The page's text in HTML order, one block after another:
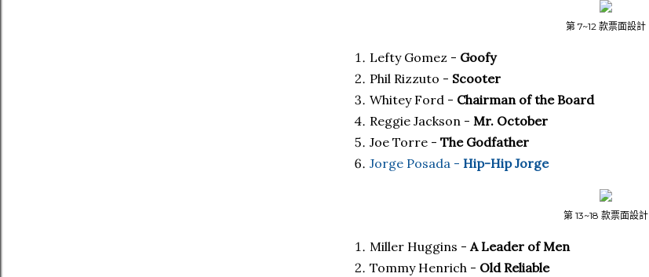
第 7~12 款票面設計
Lefty Gomez - Goofy
Phil Rizzuto - Scooter
Whitey Ford - Chairman of the Board
Reggie Jackson - Mr. October
Joe Torre - The Godfather
Jorge Posada - Hip-Hip Jorge
第 13~18 款票面設計
Miller Huggins -A Leader of Men
Tommy Henrich - Old Reliable